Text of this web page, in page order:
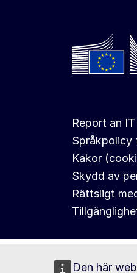
Den här
Report an
Språkpolicy
Kakor
Skydd av
Rättsligt